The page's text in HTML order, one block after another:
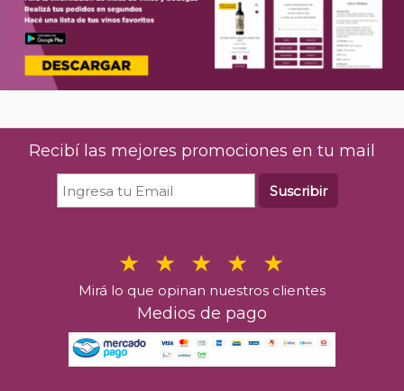
Recibí las mejores promociones en tu mail
Suscribir
Mirá lo que opinan nuestros clientes
Medios de pago